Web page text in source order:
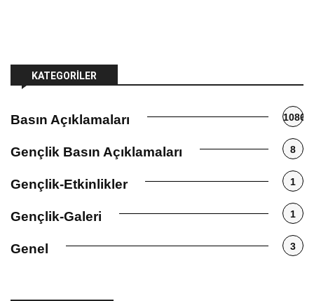
KATEGORILER
Basın Açıklamaları 1086
Gençlik Basın Açıklamaları 8
Gençlik-Etkinlikler 1
Gençlik-Galeri 1
Genel 3